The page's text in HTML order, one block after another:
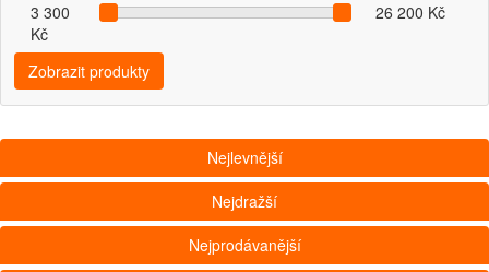
3 300
Kč
26 200 Kč
Zobrazit produkty
Nejlevnější
Nejdražší
Nejprodávanější